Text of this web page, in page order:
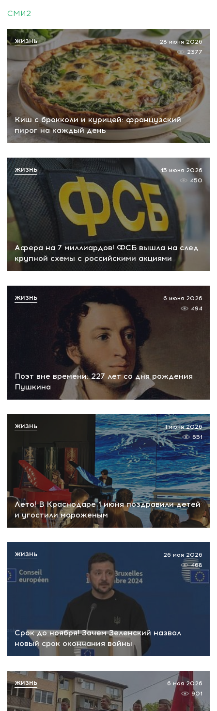
СМИ2
Киш с брокколи и курицей: французский
пирог на каждый день
28 июня 2026
2377
ЖИЗНЬ
Афера на 7 миллиардов! ФСБ вышла на след
крупной схемы с российскими акциями
15 июня 2026
450
ЖИЗНЬ
Поэт вне времени: 227 лет со дня рождения
Пушкина
6 июня 2026
494
ЖИЗНЬ
Лето! В Краснодаре 1 июня поздравили детей
и угостили мороженым
1 июня 2026
651
ЖИЗНЬ
Срок до ноября! Зачем Зеленский назвал
новый срок окончания войны
26 мая 2026
468
ЖИЗНЬ
6 мая 2026
901
ЖИЗНЬ